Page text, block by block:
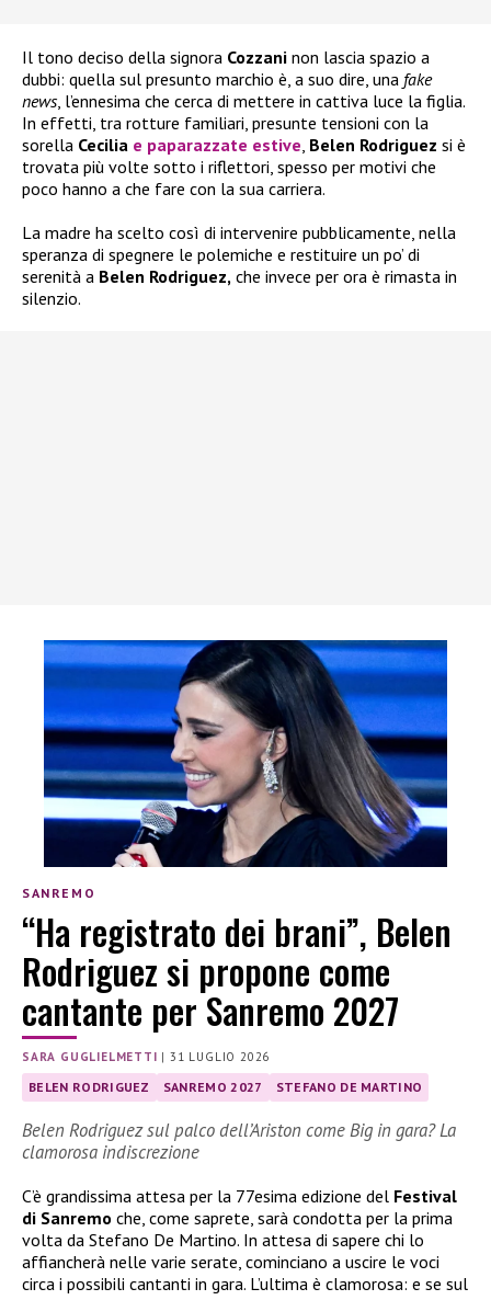
Il tono deciso della signora Cozzani non lascia spazio a
dubbi: quella sul presunto marchio è, a suo dire, una fake
news, l’ennesima che cerca di mettere in cattiva luce la figlia.
In effetti, tra rotture familiari, presunte tensioni con la
sorella Cecilia e paparazzate estive, Belen Rodriguez si è
trovata più volte sotto i riflettori, spesso per motivi che
poco hanno a che fare con la sua carriera.
La madre ha scelto così di intervenire pubblicamente, nella
speranza di spegnere le polemiche e restituire un po’ di
serenità a Belen Rodriguez, che invece per ora è rimasta in
silenzio.
SANREMO
“Ha registrato dei brani”, Belen
Rodriguez si propone come
cantante per Sanremo 2027
SARA GUGLIELMETTI |31 LUGLIO 2026
BELEN RODRIGUEZ SANREMO 2027 STEFANO DE MARTINO
Belen Rodriguez sul palco dell’Ariston come Big in gara? La
clamorosa indiscrezione
C’è grandissima attesa per la 77esima edizione del Festival
di Sanremo che, come saprete, sarà condotta per la prima
volta da Stefano De Martino. In attesa di sapere chi lo
affiancherà nelle varie serate, cominciano a uscire le voci
circa i possibili cantanti in gara. L’ultima è clamorosa: e se sul